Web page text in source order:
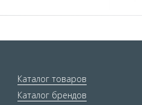
Каталог товаров
Каталог брендов